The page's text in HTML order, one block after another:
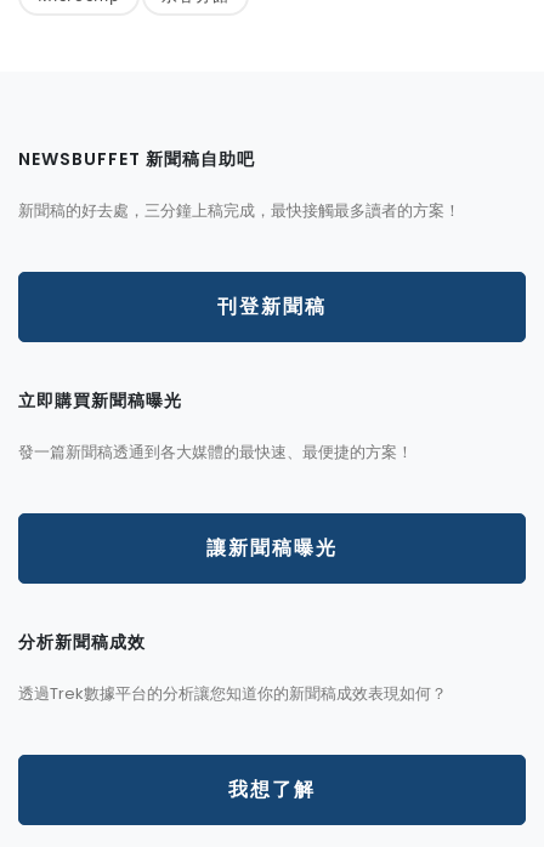
NEWSBUFFET 新聞稿自助吧
新聞稿的好去處，三分鐘上稿完成，最快接觸最多讀者的方案！
刊登新聞稿
立即購買新聞稿曝光
發一篇新聞稿透通到各大媒體的最快速、最便捷的方案！
讓新聞稿曝光
分析新聞稿成效
透過Trek數據平台的分析讓您知道你的新聞稿成效表現如何？
我想了解